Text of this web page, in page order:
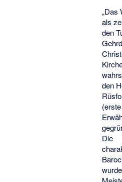
„Das
als
den
den
Die